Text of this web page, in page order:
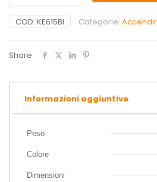
COD: KE615BI Categorie:
Share
Informazioni aggiuntive
Peso
Colore
Dimensioni